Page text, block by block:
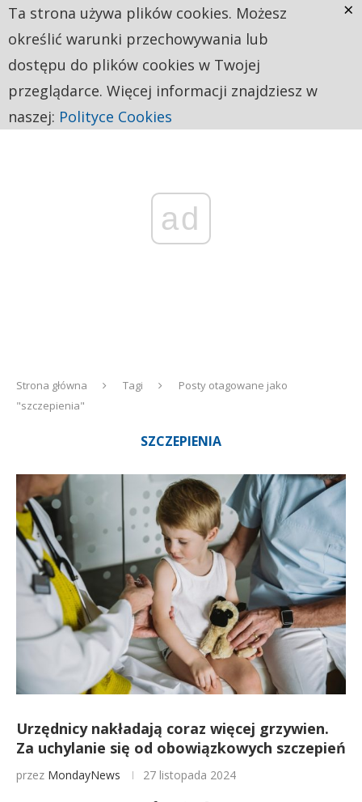
ad
Strona główna Tagi
Posty otagowane jako
"szczepienia"
SZCZEPIENIA
Urzędnicy nakładają coraz więcej grzywien.
Za uchylanie się od obowiązkowych szczepień
przez MondayNews 27 listopada 2024
Ta strona używa plików cookies. Możesz
określić warunki przechowywania lub
dostępu do plików cookies w Twojej
przeglądarce. Więcej informacji znajdziesz w
naszej: Polityce Cookies
×